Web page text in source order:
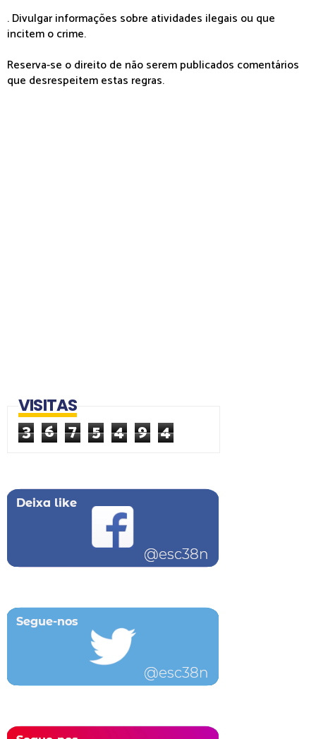
. Divulgar informações sobre atividades ilegais ou que
incitem o crime.
Reserva-se o direito de não serem publicados comentários
que desrespeitem estas regras.
VISITAS
3 6 7 5 4 9 4